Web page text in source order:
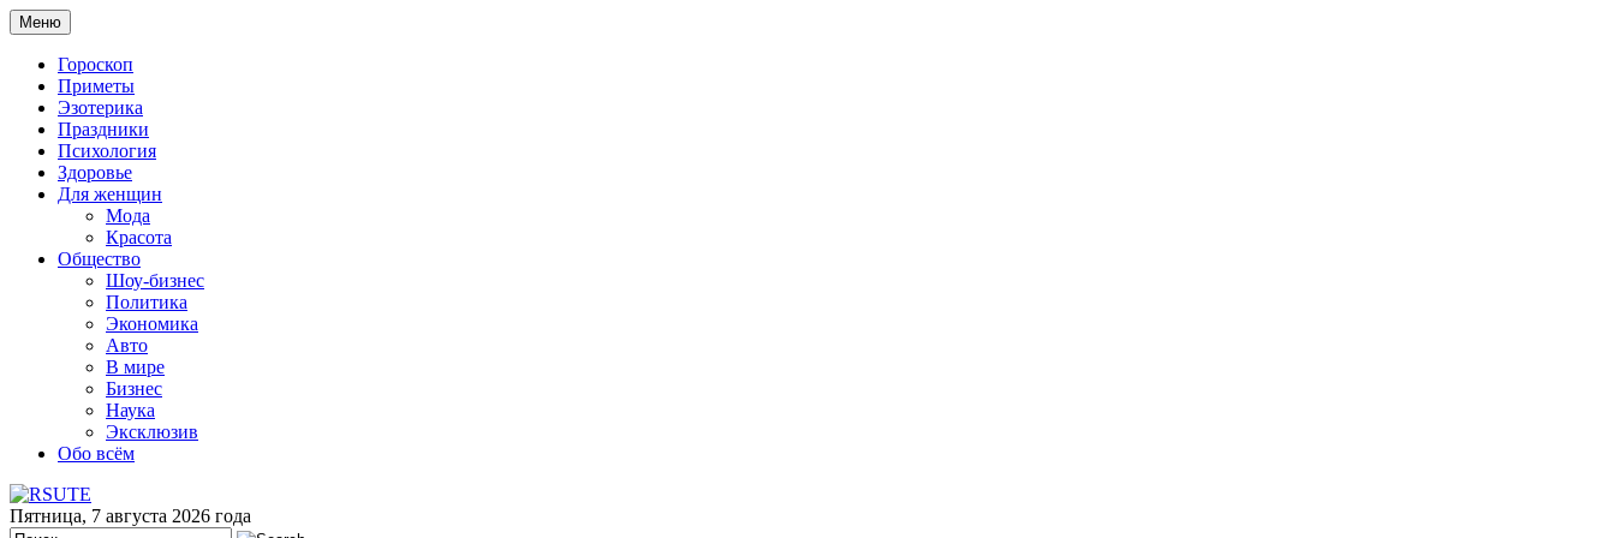
Меню
Гороскоп
Приметы
Эзотерика
Праздники
Психология
Здоровье
Для женщин
Мода
Красота
Общество
Шоу-бизнес
Политика
Экономика
Авто
В мире
Бизнес
Наука
Эксклюзив
Обо всём
Пятница, 7 августа 2026 года